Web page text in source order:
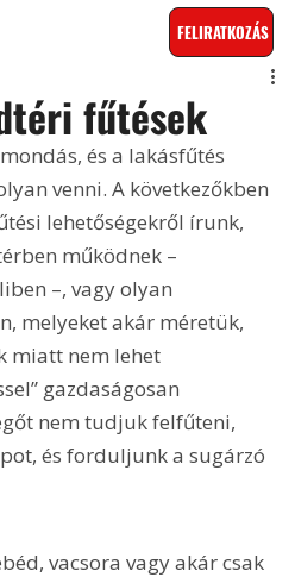
FELIRATKOZÁS
fűtések
és a lakásfűtés
venni. A következőkben
lehetőségekről írunk,
működnek –
–, vagy olyan
melyeket akár méretük,
miatt nem lehet
gazdaságosan
nem tudjuk felfűteni,
és forduljunk a sugárzó
vacsora vagy akár csak